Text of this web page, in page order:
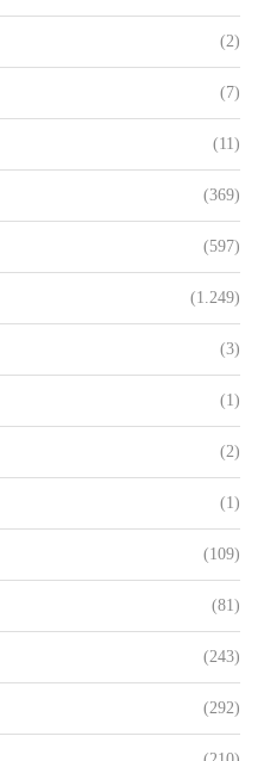
(2)
(7)
(11)
(369)
(597)
(1.249)
(3)
(1)
(2)
(1)
(109)
(81)
(243)
(292)